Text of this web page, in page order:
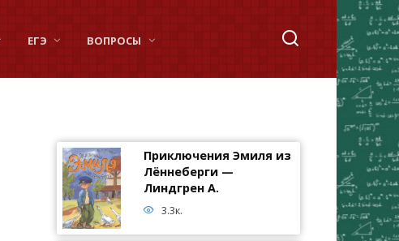
ЕГЭ ВОПРОСЫ
Приключения Эмиля из
Лённеберги —
Линдгрен А.
3.3к.